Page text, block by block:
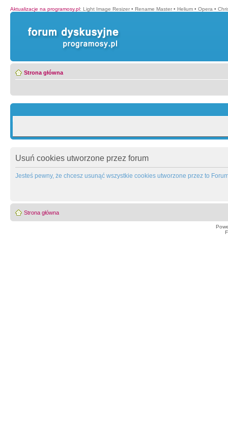
Aktualizacje na programosy.pl: Light Image Resizer • Rename Master • Helium • Opera •
Strona główna
Usuń cookies utworzone przez forum
Jesteś pewny, że chcesz usunąć wszystkie cookies utworzone przez to
Strona główna